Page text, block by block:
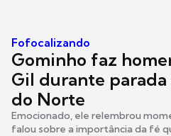
Fofocalizando
Gominho faz
Gil durante
do Norte
Emocionado, ele relembrou
falou sobre a importância da fé